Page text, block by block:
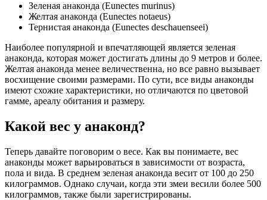
Зеленая анаконда (Eunectes murinus)
Желтая анаконда (Eunectes notaeus)
Тернистая анаконда (Eunectes deschauenseei)
Наиболее популярной и впечатляющей является зеленая
анаконда, которая может достигать длины до 9 метров и более.
Желтая анаконда менее величественна, но все равно вызывает
восхищение своими размерами. По сути, все виды анаконды
имеют схожие характеристики, но отличаются по цветовой
гамме, ареалу обитания и размеру.
Какой вес у анаконд?
Теперь давайте поговорим о весе. Как вы понимаете, вес
анаконды может варьироваться в зависимости от возраста,
пола и вида. В среднем зеленая анаконда весит от 100 до 250
килограммов. Однако случаи, когда эти змеи весили более 500
килограммов, также были зарегистрированы.